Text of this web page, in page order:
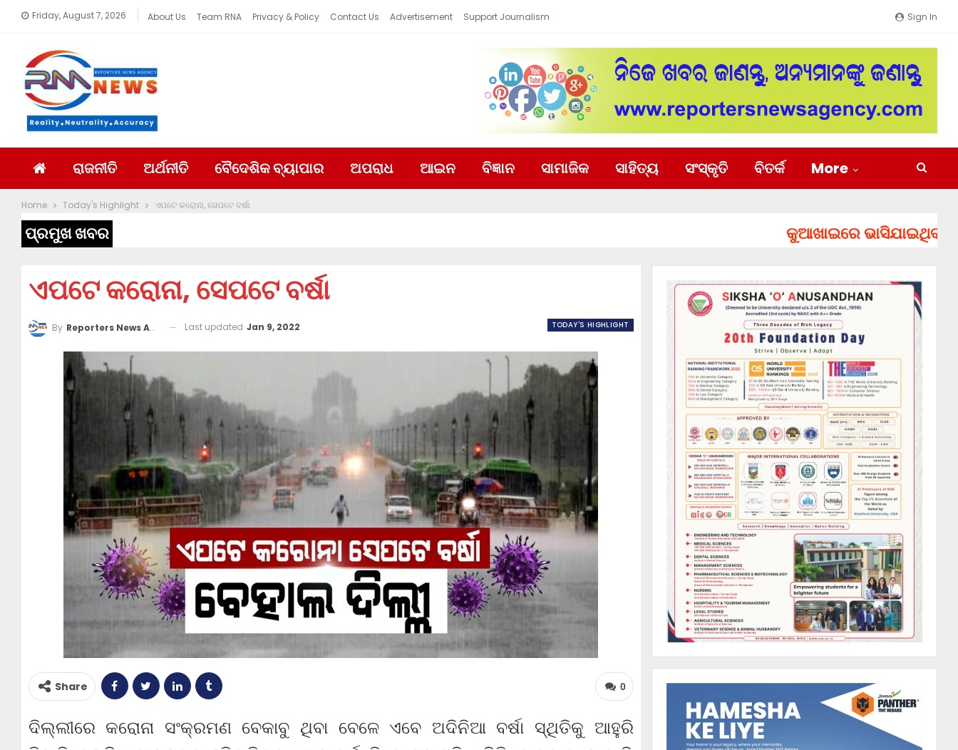
Sign In
Friday, August 7, 2026 About Us Team RNA Privacy & Policy Contact Us Advertisement Support Journalism
ରାଜନୀତି ଅର୍ଥନୀତି ବୈଦେଶିକ ବ୍ୟାପାର ଅପରାଧ ଆଇନ ବିଜ୍ଞାନ ସାମାଜିକ ସାହିତ୍ୟ ସଂସ୍କୃତି ବିତର୍କ More
Home Today's Highlight ଏପଟେ କରୋନା, ସେପଟେ ବର୍ଷା
ପ୍ରମୁଖ ଖବର କୁଆଖାଇରେ ଭାସିଯାଇଥିବା ୨
ଏପଟେ କରୋନା, ସେପଟେ ବର୍ଷା
TODAY'S HIGHLIGHT
By Reporters News Agency Last updated Jan 9, 2022
0
Share
ଦିଲ୍ଲୀରେ କରୋନା ସଂକ୍ରମଣ ବେକାବୁ ଥିବା ବେଳେ ଏବେ ଅଦିନିଆ ବର୍ଷା ସ୍ଥିତିକୁ ଆହୁରି